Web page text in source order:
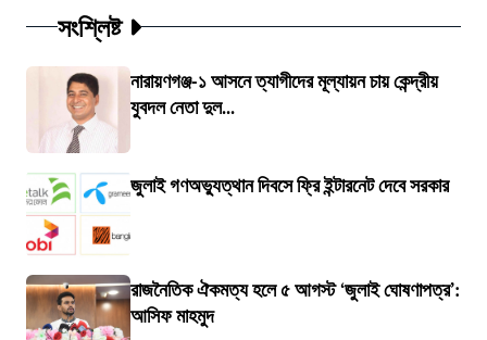
সংশ্লিষ্ট
নারায়ণগঞ্জ-১ আসনে ত্যাগীদের মূল্যায়ন চায় কেন্দ্রীয়
যুবদল নেতা দুল...
জুলাই গণঅভ্যুত্থান দিবসে ফ্রি ইন্টারনেট দেবে সরকার
রাজনৈতিক ঐকমত্য হলে ৫ আগস্ট ‘জুলাই ঘোষণাপত্র’:
আসিফ মাহমুদ